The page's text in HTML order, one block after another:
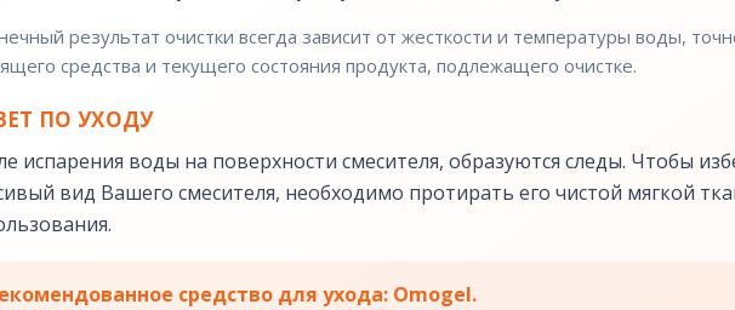
результат очистки всегда зависит от жесткости и температуры воды,
средства и текущего состояния продукта, подлежащего очистке.
ПО УХОДУ
испарения воды на поверхности смесителя, образуются следы. Чтобы
вид Вашего смесителя, необходимо протирать его чистой мягкой
средство для ухода: Omogel.